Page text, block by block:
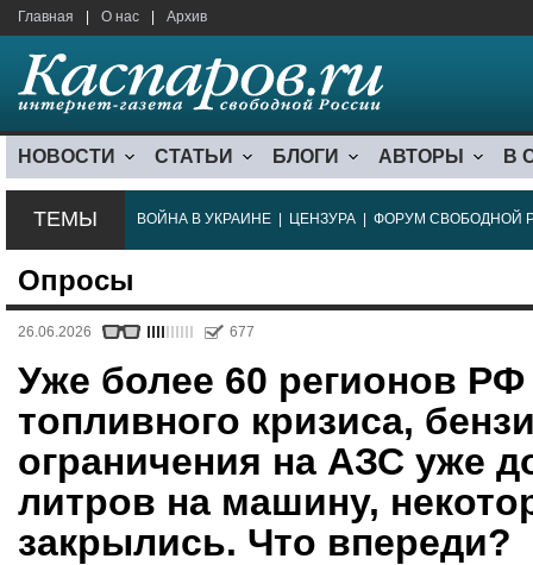
Главная О нас Архив
НОВОСТИ СТАТЬИ БЛОГИ АВТОРЫ В
ТЕМЫ ВОЙНА В УКРАИНЕ ЦЕНЗУРА ФОРУМ СВОБОДНОЙ
Опросы
26.06.2026 677
Уже более 60 регионов
топливного кризиса,
ограничения на АЗС уже
литров на машину,
закрылись. Что впереди?